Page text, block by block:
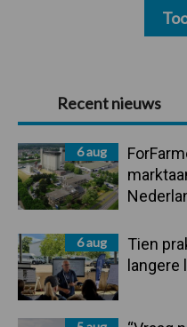
Primaire
Sidebar
Recent nieuws
6 aug
6 aug
Tien